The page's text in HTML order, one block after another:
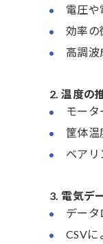
電圧や
効率の
高調波
2. 温度の
モータ
筐体温
ベアリ
3. 電気デ
デー
CSVに